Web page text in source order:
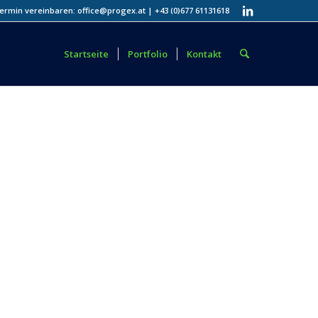
vereinbaren: office@progex.at | +43 (0)677 61131618
Startseite Portfolio Kontakt